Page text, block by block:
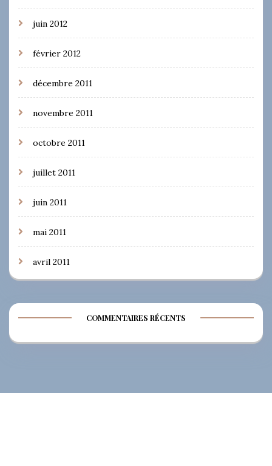
juin 2012
février 2012
décembre 2011
novembre 2011
octobre 2011
juillet 2011
juin 2011
mai 2011
avril 2011
COMMENTAIRES RÉCENTS